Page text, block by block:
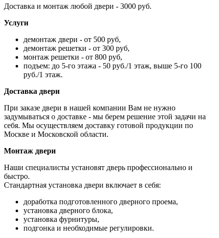
Доставка и монтаж любой двери - 3000 руб.
Услуги
демонтаж двери - от 500 руб,
демонтаж решетки - от 300 руб,
монтаж решетки - от 800 руб,
подъем: до 5-го этажа - 50 руб./1 этаж, выше 5-го 100
руб./1 этаж.
Доставка двери
При заказе двери в нашей компании Вам не нужно
задумываться о доставке - мы берем решение этой задачи на
себя. Мы осуществляем доставку готовой продукции по
Москве и Московской области.
Монтаж двери
Наши специалисты установят дверь профессионально и
быстро.
Стандартная установка двери включает в себя:
доработка подготовленного дверного проема,
установка дверного блока,
установка фурнитуры,
подгонка и необходимые регулировки.